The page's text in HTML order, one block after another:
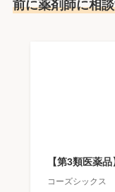
前に薬剤師に相
【第3類医薬
コーズシックス